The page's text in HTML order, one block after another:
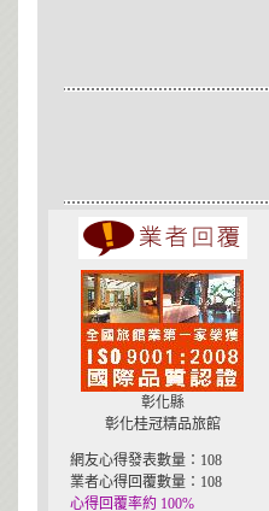
彰化縣
彰化桂冠精品旅館
網友心得發表數量：108
業者心得回覆數量：108
心得回覆率約 100%